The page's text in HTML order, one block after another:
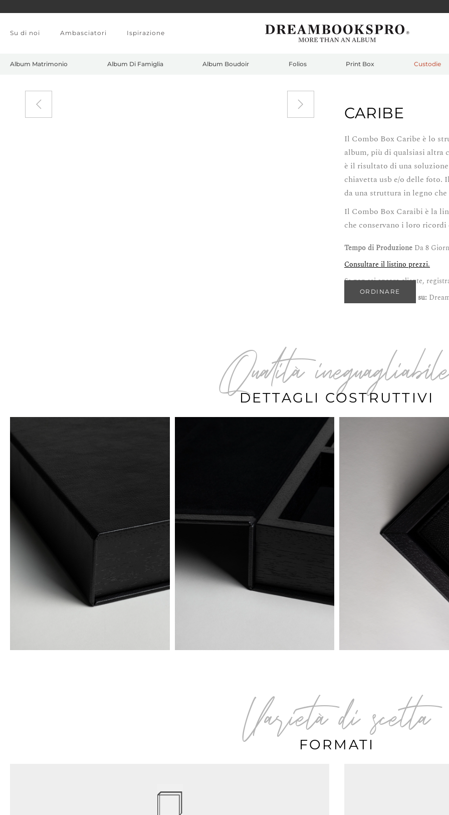
Su di noi Ambasciatori Ispirazione
Album Matrimonio Album Di Famiglia Album Boudoir Folios Print Box Custodie
CARIBE
Il Combo Box Caribe è lo
album, più di qualsiasi altra
è il risultato di una
chiavetta usb e/o delle foto.
da una struttura in legno
Il Combo Box Caraibi è la
che conservano i loro
Tempo di Produzione Da 8
Consultare il listino prezzi.
Se non sei ancora cliente,
Trova questo prodotto su:
ORDINARE
Qualità
DETTAGLI COSTRUTTIVI
Varietà di scelta
FORMATI